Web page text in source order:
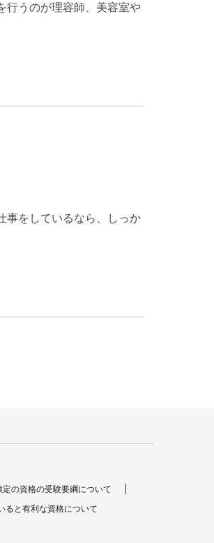
行うのが理容師、美容室や
事をしているなら、しっか
定の資格の受験要綱について
ると有利な資格について